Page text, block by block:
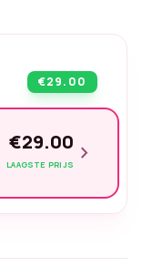
€29.00
€29.00
LAAGSTE PRIJS chevron_right